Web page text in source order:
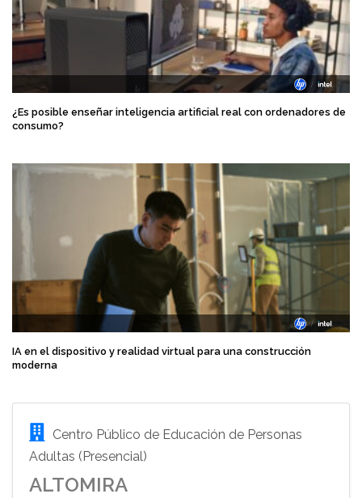
¿Es posible enseñar inteligencia artificial real con ordenadores de
consumo?
IA en el dispositivo y realidad virtual para una construcción
moderna
Centro Público de Educación de Personas
Adultas (Presencial)
ALTOMIRA